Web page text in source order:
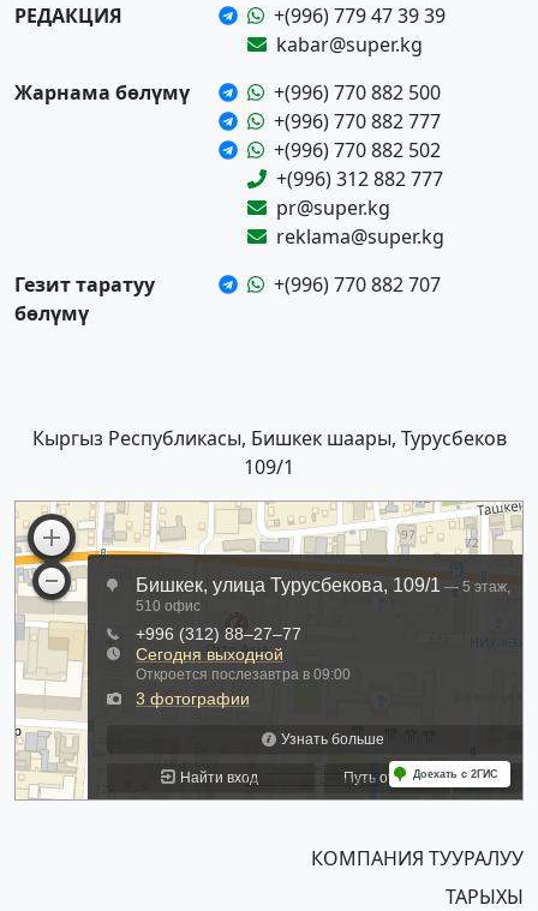
РЕДАКЦИЯ
+(996) 779 47 39 39
kabar@super.kg
Жарнама бөлүмү
+(996) 770 882 500
+(996) 770 882 777
+(996) 770 882 502
+(996) 312 882 777
pr@super.kg
reklama@super.kg
Гезит таратуу
бөлүмү
+(996) 770 882 707
Кыргыз Республикасы, Бишкек шаары, Турусбеков
109/1
КОМПАНИЯ ТУУРАЛУУ
ТАРЫХЫ